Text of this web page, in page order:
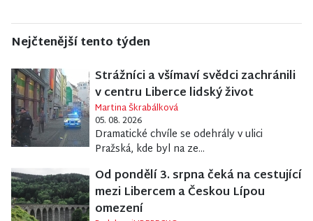
Nejčtenější tento týden
Strážníci a všímaví svědci zachránili
v centru Liberce lidský život
Martina Škrabálková
05. 08. 2026
Dramatické chvíle se odehrály v ulici
Pražská, kde byl na ze...
Od pondělí 3. srpna čeká na cestující
mezi Libercem a Českou Lípou
omezení